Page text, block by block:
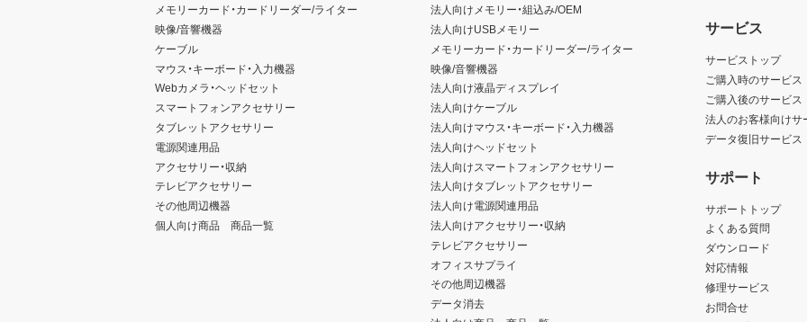
メモリーカード・カードリーダー/ライター
映像/音響機器
ケーブル
マウス・キーボード・入力機器
Webカメラ・ヘッドセット
スマートフォンアクセサリー
タブレットアクセサリー
電源関連用品
アクセサリー・収納
テレビアクセサリー
その他周辺機器
個人向け商品 商品一覧
法人向けメモリー・組込み/OEM
法人向けUSBメモリー
メモリーカード・カードリーダー/ライター
映像/音響機器
法人向け液晶ディスプレイ
法人向けケーブル
法人向けマウス・キーボード・入力機器
法人向けヘッドセット
法人向けスマートフォンアクセサリー
法人向けタブレットアクセサリー
法人向け電源関連用品
法人向けアクセサリー・収納
テレビアクセサリー
オフィスサプライ
その他周辺機器
データ消去
サービス
サービストップ
ご購入時のサービス
ご購入後のサービス
法人のお客様向けサ
データ復旧サービス
サポート
サポートトップ
よくある質問
ダウンロード
対応情報
修理サービス
お問合せ